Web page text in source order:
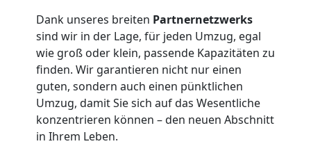
Dank unseres breiten Partnernetzwerks
sind wir in der Lage, für jeden Umzug, egal
wie groß oder klein, passende Kapazitäten zu
finden. Wir garantieren nicht nur einen
guten, sondern auch einen pünktlichen
Umzug, damit Sie sich auf das Wesentliche
konzentrieren können – den neuen Abschnitt
in Ihrem Leben.
Umzugshelfer
Wolfsberg
Möbeltaxi